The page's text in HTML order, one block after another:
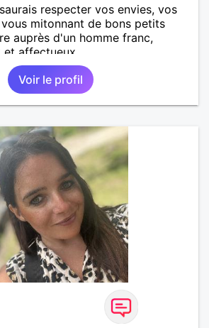
respecter vos envies, vos
mitonnant de bons petits
auprès d'un homme franc,
affectueux...
Voir le profil